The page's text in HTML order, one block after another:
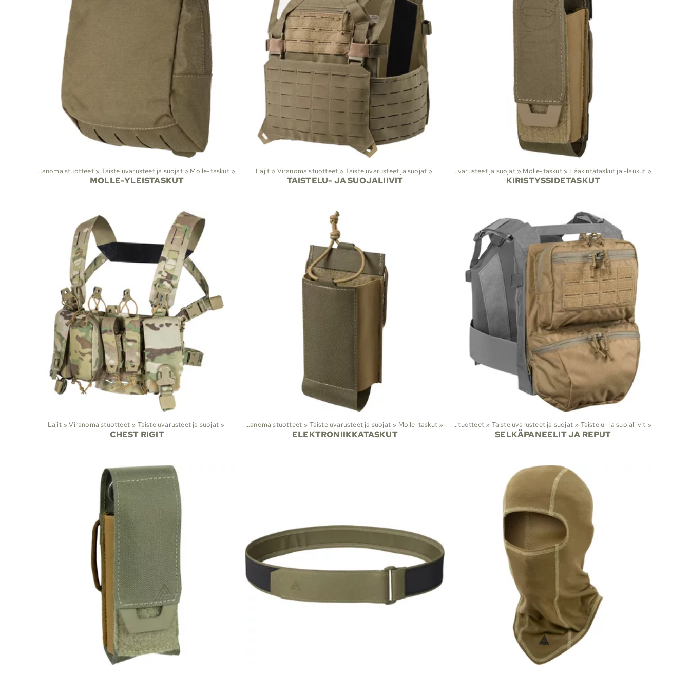
Viranomaistuotteet ‪»Taisteluvarusteet ja suojat ‪» Molle-taskut ‪»
MOLLE-YLEISTASKUT
Lajit ‪» Viranomaistuotteet ‪» Taisteluvarusteet ja suojat ‪»
TAISTELU- JA SUOJALIIVIT
Lajit‪» Viranomaistuotteet ‪» Taisteluvarusteet ja suojat ‪» Molle-taskut ‪» Lääkintätaskut ja -laukut ‪»
KIRISTYSSIDETASKUT
Lajit ‪»Viranomaistuotteet ‪» Taisteluvarusteet ja suojat ‪»
CHEST RIGIT
Lajit Viranomaistuotteet ‪» Taisteluvarusteet ja suojat ‪» Molle-taskut ‪»
ELEKTRONIIKKATASKUT
Lajit‪» Viranomaistuotteet ‪» Taisteluvarusteet ja suojat ‪» Taistelu- ja suojaliivit ‪»
SELKÄPANEELIT JA REPUT